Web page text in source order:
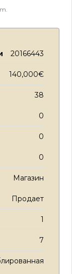
20166443
140,000€
38
0
0
0
Магазин
Продает
1
7